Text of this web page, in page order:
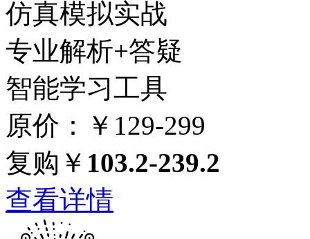
仿真模拟实战
专业解析+答疑
智能学习工具
原价：￥129-299
复购￥ 103.2-239.2
查看详情